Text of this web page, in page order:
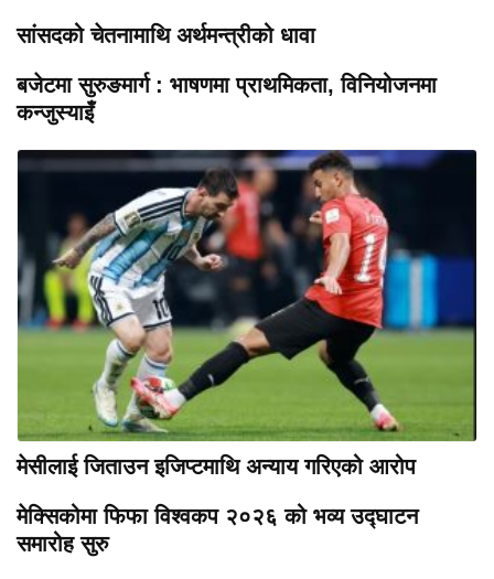
सांसदको चेतनामाथि अर्थमन्त्रीको धावा
बजेटमा सुरुङमार्ग : भाषणमा प्राथमिकता, विनियोजनमा
कन्जुस्याइँ
मेसीलाई जिताउन इजिप्टमाथि अन्याय गरिएको आरोप
मेक्सिकोमा फिफा विश्वकप २०२६ को भव्य उद्घाटन
समारोह सुरु